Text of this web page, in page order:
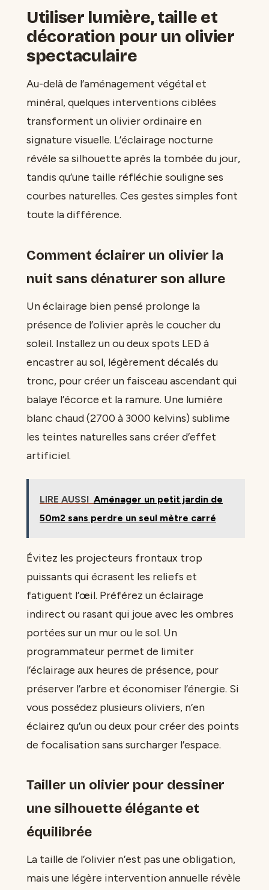
Utiliser lumière, taille et
décoration pour un olivier
spectaculaire
Au-delà de l’aménagement végétal et
minéral, quelques interventions ciblées
transforment un olivier ordinaire en
signature visuelle. L’éclairage nocturne
révèle sa silhouette après la tombée du jour,
tandis qu’une taille réfléchie souligne ses
courbes naturelles. Ces gestes simples font
toute la différence.
Comment éclairer un olivier la
nuit sans dénaturer son allure
Un éclairage bien pensé prolonge la
présence de l’olivier après le coucher du
soleil. Installez un ou deux spots LED à
encastrer au sol, légèrement décalés du
tronc, pour créer un faisceau ascendant qui
balaye l’écorce et la ramure. Une lumière
blanc chaud (2700 à 3000 kelvins) sublime
les teintes naturelles sans créer d’effet
artificiel.
LIRE AUSSI Aménager un petit jardin de
50m2 sans perdre un seul mètre carré
Évitez les projecteurs frontaux trop
puissants qui écrasent les reliefs et
fatiguent l’œil. Préférez un éclairage
indirect ou rasant qui joue avec les ombres
portées sur un mur ou le sol. Un
programmateur permet de limiter
l’éclairage aux heures de présence, pour
préserver l’arbre et économiser l’énergie. Si
vous possédez plusieurs oliviers, n’en
éclairez qu’un ou deux pour créer des points
de focalisation sans surcharger l’espace.
Tailler un olivier pour dessiner
une silhouette élégante et
équilibrée
La taille de l’olivier n’est pas une obligation,
mais une légère intervention annuelle révèle